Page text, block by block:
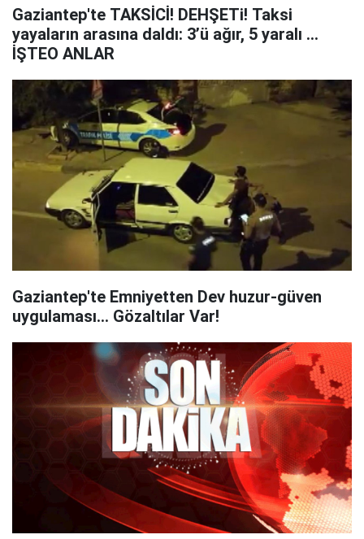
Gaziantep'te TAKSİCİ! DEHŞETi! Taksi
yayaların arasına daldı: 3’ü ağır, 5 yaralı ...
İŞTEO ANLAR
Gaziantep'te Emniyetten Dev huzur-güven
uygulaması... Gözaltılar Var!